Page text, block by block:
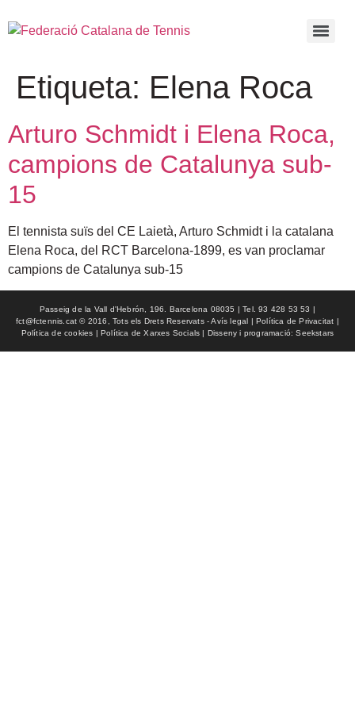
Etiqueta: Elena Roca
Arturo Schmidt i Elena Roca,
campions de Catalunya sub-
15
El tennista suïs del CE Laietà, Arturo Schmidt i la catalana
Elena Roca, del RCT Barcelona-1899, es van proclamar
campions de Catalunya sub-15
Passeig de la Vall d'Hebrón, 196. Barcelona 08035 | Tel. 93 428 53 53 |
fct@fctennis.cat © 2016, Tots els Drets Reservats - Avís legal | Política de Privacitat |
Política de cookies | Política de Xarxes Socials | Disseny i programació: Seekstars